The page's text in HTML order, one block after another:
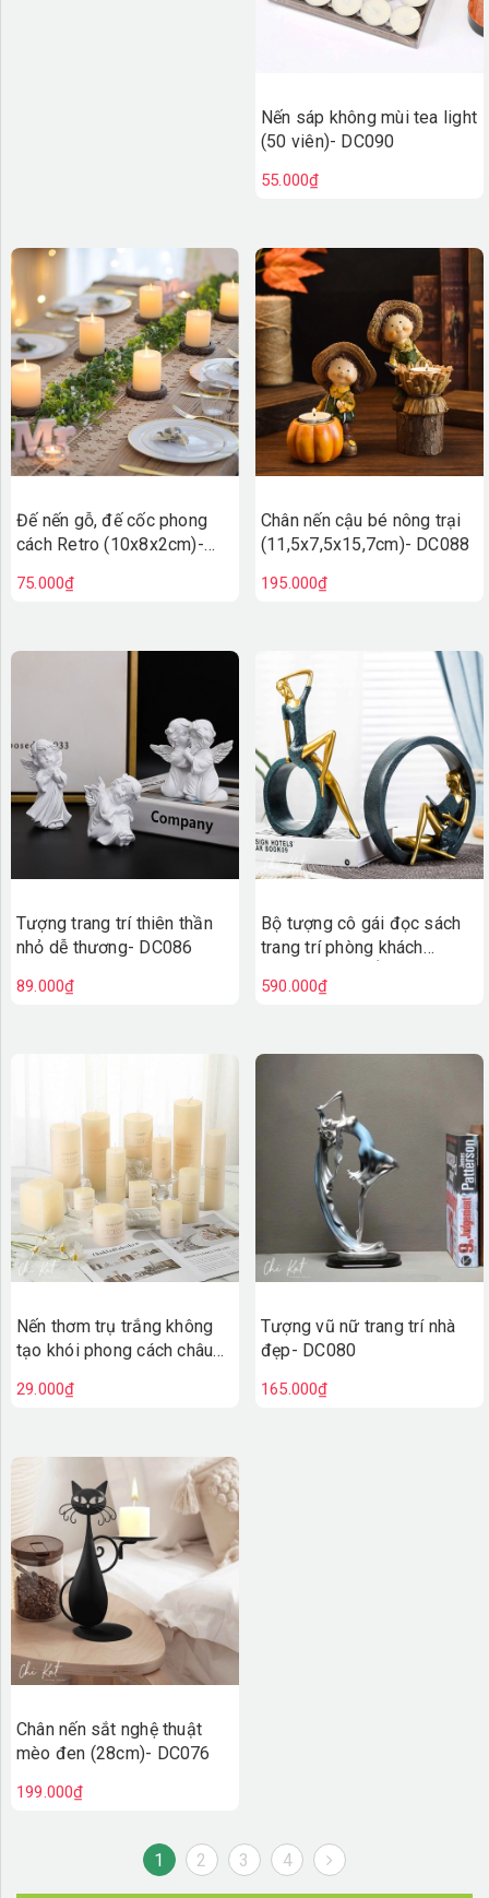
Nến sáp không mùi tea light
(50 viên)- DC090
55.000₫
Đế nến gỗ, đế cốc phong
cách Retro (10x8x2cm)-
75.000₫
Chân nến cậu bé nông trại
(11,5x7,5x15,7cm)- DC088
195.000₫
Tượng trang trí thiên thần
nhỏ dễ thương- DC086
89.000₫
Bộ tượng cô gái đọc sách
trang trí phòng khách
590.000₫
Nến thơm trụ trắng không
tạo khói phong cách châu
29.000₫
Tượng vũ nữ trang trí nhà
đẹp- DC080
165.000₫
Chân nến sắt nghệ thuật
mèo đen (28cm)- DC076
199.000₫
1 2 3 4